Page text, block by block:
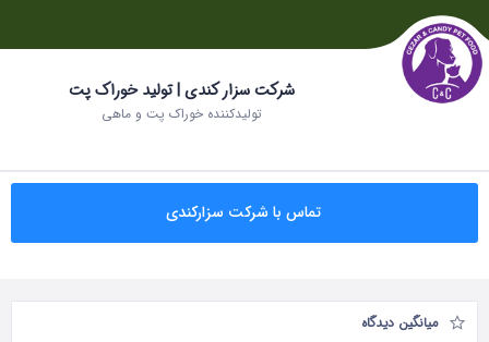
شرکت سزار کندی | تولید خوراک پت
تولیدکننده خوراک پت و ماهی
تماس با شرکت سزارکندی
میانگین دیدگاه